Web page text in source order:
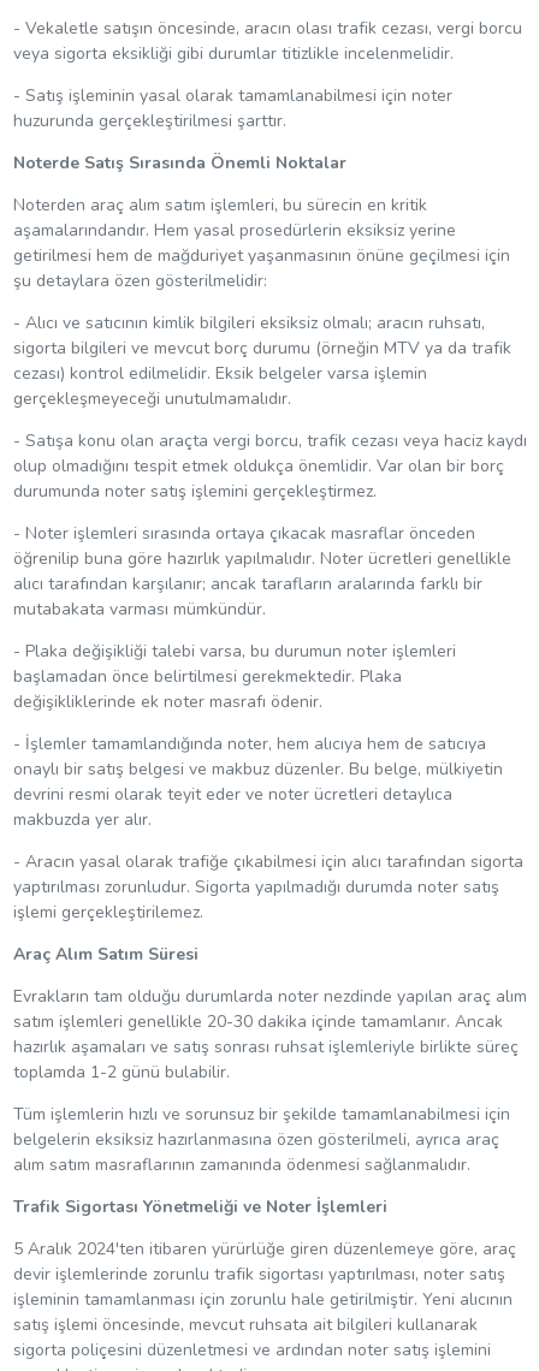
- Vekaletle satışın öncesinde, aracın olası trafik cezası, vergi borcu
veya sigorta eksikliği gibi durumlar titizlikle incelenmelidir.
- Satış işleminin yasal olarak tamamlanabilmesi için noter
huzurunda gerçekleştirilmesi şarttır.
Noterde Satış Sırasında Önemli Noktalar
Noterden araç alım satım işlemleri, bu sürecin en kritik
aşamalarındandır. Hem yasal prosedürlerin eksiksiz yerine
getirilmesi hem de mağduriyet yaşanmasının önüne geçilmesi için
şu detaylara özen gösterilmelidir:
- Alıcı ve satıcının kimlik bilgileri eksiksiz olmalı; aracın ruhsatı,
sigorta bilgileri ve mevcut borç durumu (örneğin MTV ya da trafik
cezası) kontrol edilmelidir. Eksik belgeler varsa işlemin
gerçekleşmeyeceği unutulmamalıdır.
- Satışa konu olan araçta vergi borcu, trafik cezası veya haciz kaydı
olup olmadığını tespit etmek oldukça önemlidir. Var olan bir borç
durumunda noter satış işlemini gerçekleştirmez.
- Noter işlemleri sırasında ortaya çıkacak masraflar önceden
öğrenilip buna göre hazırlık yapılmalıdır. Noter ücretleri genellikle
alıcı tarafından karşılanır; ancak tarafların aralarında farklı bir
mutabakata varması mümkündür.
- Plaka değişikliği talebi varsa, bu durumun noter işlemleri
başlamadan önce belirtilmesi gerekmektedir. Plaka
değişikliklerinde ek noter masrafı ödenir.
- İşlemler tamamlandığında noter, hem alıcıya hem de satıcıya
onaylı bir satış belgesi ve makbuz düzenler. Bu belge, mülkiyetin
devrini resmi olarak teyit eder ve noter ücretleri detaylıca
makbuzda yer alır.
- Aracın yasal olarak trafiğe çıkabilmesi için alıcı tarafından sigorta
yaptırılması zorunludur. Sigorta yapılmadığı durumda noter satış
işlemi gerçekleştirilemez.
Araç Alım Satım Süresi
Evrakların tam olduğu durumlarda noter nezdinde yapılan araç alım
satım işlemleri genellikle 20-30 dakika içinde tamamlanır. Ancak
hazırlık aşamaları ve satış sonrası ruhsat işlemleriyle birlikte süreç
toplamda 1-2 günü bulabilir.
Tüm işlemlerin hızlı ve sorunsuz bir şekilde tamamlanabilmesi için
belgelerin eksiksiz hazırlanmasına özen gösterilmeli, ayrıca araç
alım satım masraflarının zamanında ödenmesi sağlanmalıdır.
Trafik Sigortası Yönetmeliği ve Noter İşlemleri
5 Aralık 2024'ten itibaren yürürlüğe giren düzenlemeye göre, araç
devir işlemlerinde zorunlu trafik sigortası yaptırılması, noter satış
işleminin tamamlanması için zorunlu hale getirilmiştir. Yeni alıcının
satış işlemi öncesinde, mevcut ruhsata ait bilgileri kullanarak
sigorta poliçesini düzenletmesi ve ardından noter satış işlemini